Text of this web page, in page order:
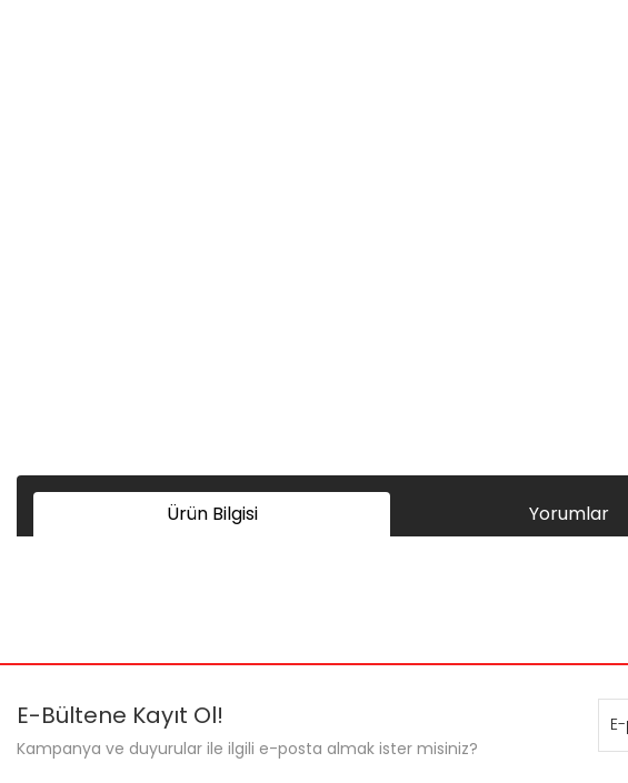
Ürün Bilgisi Yorumlar
Ürün açıklamasında eksik bilgiler bulunuyor.
Ürün bilgilerinde hatalar bulunuyor.
E-Bültene Kayıt Ol!
Kampanya ve duyurular ile ilgili e-posta almak ister misiniz?